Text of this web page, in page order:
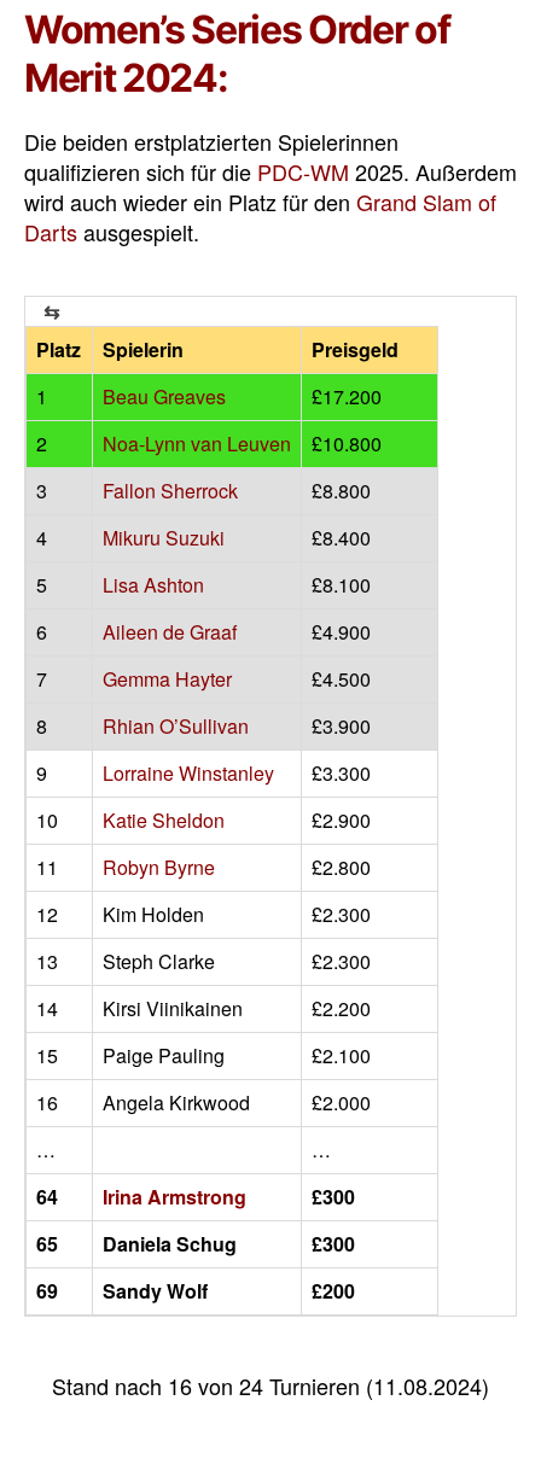
Women’s Series Order of
Merit 2024:
Die beiden erstplatzierten Spielerinnen
qualifizieren sich für die PDC-WM 2025. Außerdem
wird auch wieder ein Platz für den Grand Slam of
Dartsausgespielt.
Platz Spielerin
Preisgeld
1
Beau Greaves
£17.200
2
Noa-Lynn van Leuven
£10.800
3
Fallon Sherrock
£8.800
4
Mikuru Suzuki
£8.400
5
Lisa Ashton
£8.100
6
Aileen de Graaf
£4.900
7
Gemma Hayter
£4.500
8
Rhian O’Sullivan
£3.900
9
Lorraine Winstanley
£3.300
10
Katie Sheldon
£2.900
11
Robyn Byrne
£2.800
12
Kim Holden
£2.300
13
Steph Clarke
£2.300
14
Kirsi Viinikainen
£2.200
15
Paige Pauling
£2.100
16
Angela Kirkwood
£2.000
…
…
64
Irina Armstrong
£300
65
Daniela Schug
£300
69
Sandy Wolf £200
Stand nach 16 von 24 Turnieren (11.08.2024)